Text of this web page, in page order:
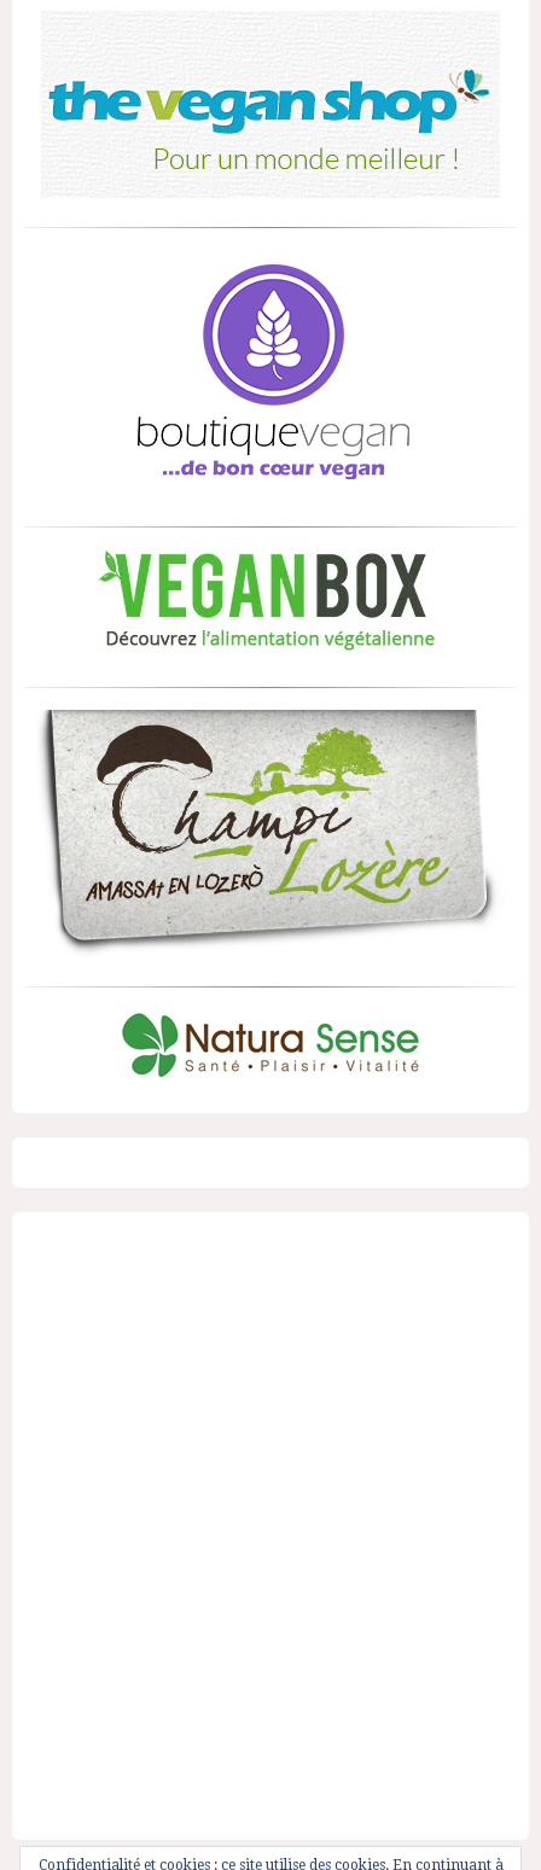
Confidentialité et cookies : ce site utilise des cookies. En continuant à